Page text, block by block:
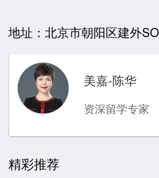
地址：北京市朝阳区建外
美嘉-陈华
资深留学专家
精彩推荐